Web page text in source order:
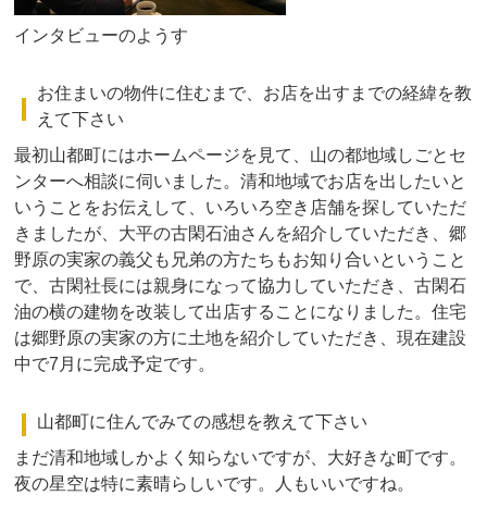
インタビューのようす
お住まいの物件に住むまで、お店を出すまでの経緯を教
えて下さい
最初山都町にはホームページを見て、山の都地域しごとセ
ンターへ相談に伺いました。清和地域でお店を出したいと
いうことをお伝えして、いろいろ空き店舗を探していただ
きましたが、大平の古閑石油さんを紹介していただき、郷
野原の実家の義父も兄弟の方たちもお知り合いということ
で、古閑社長には親身になって協力していただき、古閑石
油の横の建物を改装して出店することになりました。住宅
は郷野原の実家の方に土地を紹介していただき、現在建設
中で7月に完成予定です。
山都町に住んでみての感想を教えて下さい
まだ清和地域しかよく知らないですが、大好きな町です。
夜の星空は特に素晴らしいです。人もいいですね。